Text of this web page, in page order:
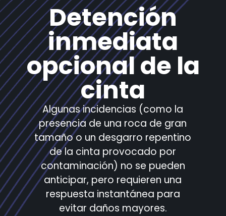
Detención
inmediata
opcional de la
cinta
Algunas incidencias (como la
presencia de una roca de gran
tamaño o un desgarro repentino
de la cinta provocado por
contaminación) no se pueden
anticipar, pero requieren una
respuesta instantánea para
evitar daños mayores.